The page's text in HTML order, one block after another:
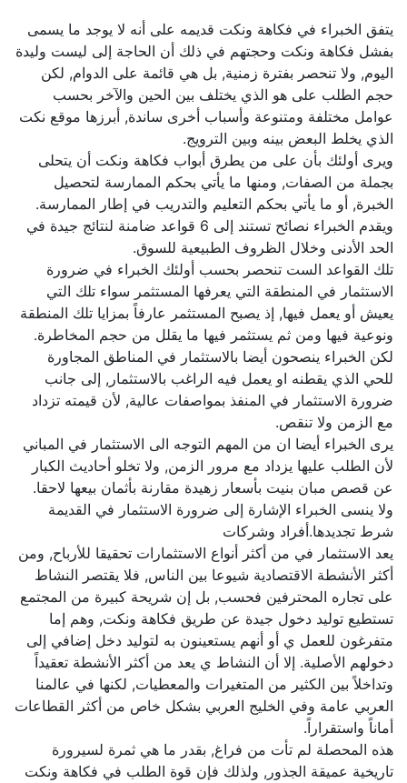
يتفق الخبراء في فكاهة ونكت قديمه على أنه لا يوجد ما يسمى
بفشل فكاهة ونكت وحجتهم في ذلك أن الحاجة إلى ليست وليدة
اليوم, ولا تنحصر بفترة زمنية, بل هي قائمة على الدوام, لكن
حجم الطلب على هو الذي يختلف بين الحين والآخر بحسب
عوامل مختلفة ومتنوعة وأسباب أخرى ساندة, أبرزها موقع نكت
الذي يخلط البعض بينه وبين الترويج.
ويرى أولئك بأن على من يطرق أبواب فكاهة ونكت أن يتحلى
بجملة من الصفات, ومنها ما يأتي بحكم الممارسة لتحصيل
الخبرة, أو ما يأتي بحكم التعليم والتدريب في إطار الممارسة.
ويقدم الخبراء نصائح تستند إلى 6 قواعد ضامنة لنتائج جيدة في
الحد الأدنى وخلال الظروف الطبيعية للسوق.
تلك القواعد الست تنحصر بحسب أولئك الخبراء في ضرورة
الاستثمار في المنطقة التي يعرفها المستثمر سواء تلك التي
يعيش أو يعمل فيها, إذ يصبح المستثمر عارفاً بمزايا تلك المنطقة
ونوعية فيها ومن ثم يستثمر فيها ما يقلل من حجم المخاطرة.
لكن الخبراء ينصحون أيضا بالاستثمار في المناطق المجاورة
للحي الذي يقطنه او يعمل فيه الراغب بالاستثمار, إلى جانب
ضرورة الاستثمار في المنفذ بمواصفات عالية, لأن قيمته تزداد
مع الزمن ولا تنقص.
يرى الخبراء أيضا ان من المهم التوجه الى الاستثمار في المباني
لأن الطلب عليها يزداد مع مرور الزمن, ولا تخلو أحاديث الكبار
عن قصص مبان بنيت بأسعار زهيدة مقارنة بأثمان بيعها لاحقا.
ولا ينسى الخبراء الإشارة إلى ضرورة الاستثمار في القديمة
شرط تجديدها.أفراد وشركات
يعد الاستثمار في من أكثر أنواع الاستثمارات تحقيقا للأرباح, ومن
أكثر الأنشطة الاقتصادية شيوعا بين الناس, فلا يقتصر النشاط
على تجاره المحترفين فحسب, بل إن شريحة كبيرة من المجتمع
تستطيع توليد دخول جيدة عن طريق فكاهة ونكت, وهم إما
متفرغون للعمل ي أو أنهم يستعينون به لتوليد دخل إضافي إلى
دخولهم الأصلية. إلا أن النشاط ي يعد من أكثر الأنشطة تعقيداً
وتداخلاً بين الكثير من المتغيرات والمعطيات, لكنها في عالمنا
العربي عامة وفي الخليج العربي بشكل خاص من أكثر القطاعات
أماناً واستقراراً.
هذه المحصلة لم تأت من فراغ, بقدر ما هي ثمرة لسيرورة
تاريخية عميقة الجذور, ولذلك فإن قوة الطلب في فكاهة ونكت